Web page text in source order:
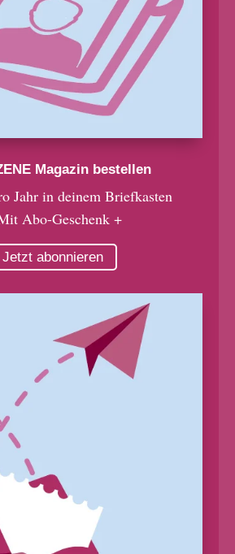
Magazin bestellen
Jahr in deinem Briefkasten
Abo-Geschenk +
Jetzt abonnieren